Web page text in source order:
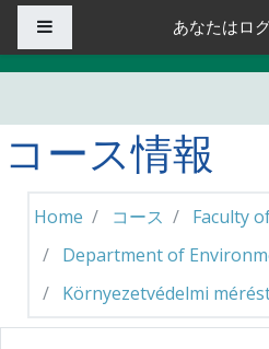
メインコンテンツへスキップする
あなたはロ
コース情報
Home コース
Faculty
Department of
Környezetvédelmi